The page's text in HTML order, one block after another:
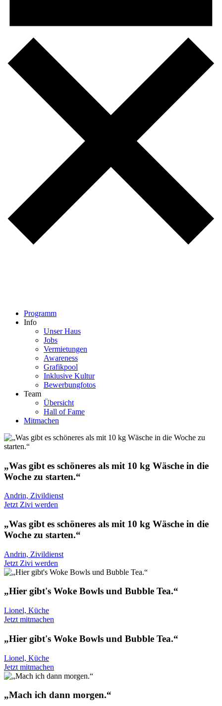
Programm
Info
Unser Haus
Jobs
Vermietungen
Awareness
Grafikpool
Inklusive Kultur
Bewerbungfotos
Team
Übersicht
Hall of Fame
Mitmachen
„Was gibt es schöneres als mit 10 kg Wäsche in die
Woche zu starten.“
Andrin, Zivildienst
Jetzt Zivi werden
„Was gibt es schöneres als mit 10 kg Wäsche in die
Woche zu starten.“
Andrin, Zivildienst
Jetzt Zivi werden
„Hier gibt's Woke Bowls und Bubble Tea.“
Lionel, Küche
Jetzt mitmachen
„Hier gibt's Woke Bowls und Bubble Tea.“
Lionel, Küche
Jetzt mitmachen
„Mach ich dann morgen.“